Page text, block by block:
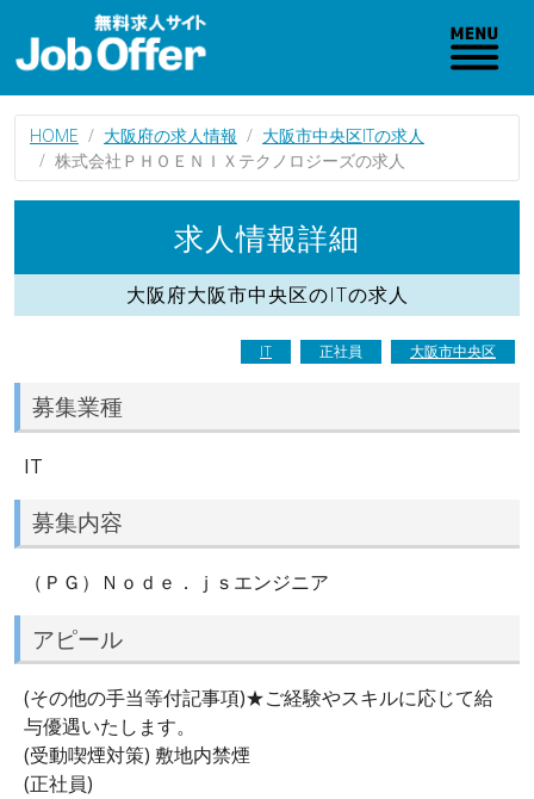
HOME 大阪府の求人情報
大阪市中央区ITの求人
株式会社ＰＨＯＥＮＩＸテクノロジーズの求人
求人情報詳細
大阪府大阪市中央区のITの求人
IT 正社員 大阪市中央区
募集業種
IT
募集内容
（ＰＧ）Ｎｏｄｅ．ｊｓエンジニア
アピール
(その他の手当等付記事項)★ご経験やスキルに応じて給
与優遇いたします。
(受動喫煙対策) 敷地内禁煙
(正社員)